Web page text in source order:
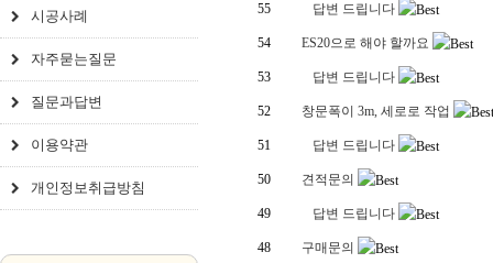
시공사례
자주묻는질문
질문과답변
이용약관
개인정보취급방침
55 답변 드립니다
54 ES20으로 해야 할까요
53 답변 드립니다
52 창문폭이 3m, 세로로 작업
51 답변 드립니다
50 견적문의
49 답변 드립니다
48 구매문의